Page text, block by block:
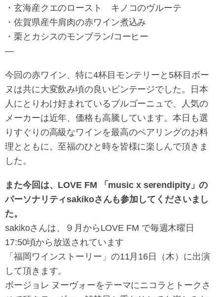
・玄海産クエのロースト キノコのヴルーテ
・佐賀県産牛肩肉の赤ワイン煮込み
・栗とカシスのモンブラン/コーヒー
—
今回の赤ワイン、特に4杯目モンテリーと5杯目ボー
ヌは共に大変飲み頃の良いビンテージでした。日本
人にとりわけ好まれているブルゴーニュで、人気の
メーカーは近年、価格も高騰しています。本日も選
りすぐりの高級なワインを最高のペアリングのお料
理とともに。至福のひと時を皆様に楽しんで頂きま
した。
また今回は、LOVE FM 「music x serendipity」の
パーソナリティsakikoさんも参加してくださいまし
た。
sakikoさんは、９月からLOVE FM で毎週木曜日
17:50頃から放送されています
「福岡ワインストーリー」の11月16日（木）に出演
して頂きます。
ボージョレ ヌーヴォーをテーマにニコラとトークさ